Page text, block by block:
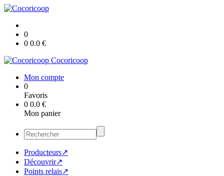
0
0 0.0 €
Cocoricoop
Mon compte
0
Favoris
0 0.0 €
Mon panier
Producteurs↗
Découvrir↗
Points relais↗